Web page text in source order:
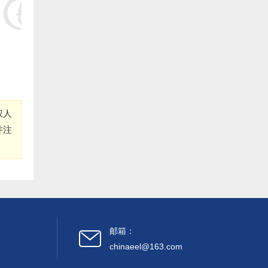
16.福清 林文生 捐赠20000元:
17.福清 陈武官 捐赠20000元:
18.福清 许安水产养殖 捐赠20000元:
注
邮箱：
chinaeel@163.com